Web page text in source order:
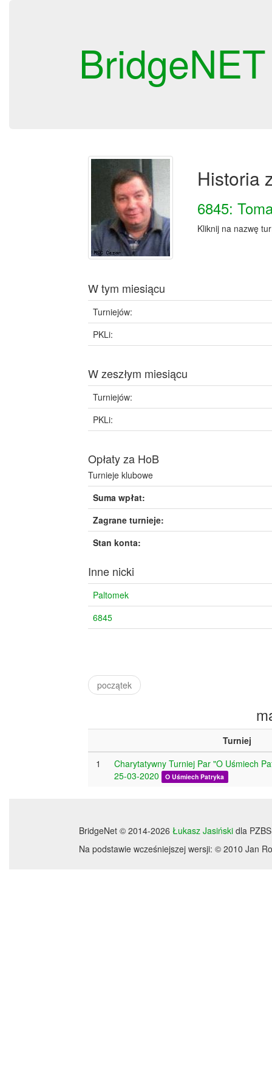
BridgeNET
Historia
6845:
Kliknij na nazwę
W tym miesiącu
Turniejów:
PKLi:
W zeszłym miesiącu
Turniejów:
PKLi:
Opłaty za HoB
Turnieje klubowe
Suma wpłat:
Zagrane turnieje:
Stan konta:
Inne nicki
Paltomek
6845
początek
Turniej
1
Charytatywny Turniej Par "O Uśmiech
25-03-2020
O Uśmiech Patryka
BridgeNet © 2014-2026 Łukasz Jasiński dla PZBS
Na podstawie wcześniejszej wersji: © 2010 Jan